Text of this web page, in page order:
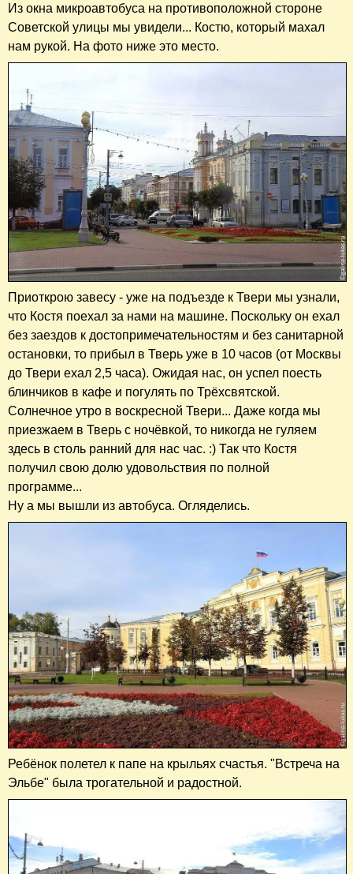
Из окна микроавтобуса на противоположной стороне
Советской улицы мы увидели... Костю, который махал
нам рукой. На фото ниже это место.
Приоткрою завесу - уже на подъезде к Твери мы узнали,
что Костя поехал за нами на машине. Поскольку он ехал
без заездов к достопримечательностям и без санитарной
остановки, то прибыл в Тверь уже в 10 часов (от Москвы
до Твери ехал 2,5 часа). Ожидая нас, он успел поесть
блинчиков в кафе и погулять по Трёхсвятской.
Солнечное утро в воскресной Твери... Даже когда мы
приезжаем в Тверь с ночёвкой, то никогда не гуляем
здесь в столь ранний для нас час. :) Так что Костя
получил свою долю удовольствия по полной
программе...
Ну а мы вышли из автобуса. Огляделись.
Ребёнок полетел к папе на крыльях счастья. "Встреча на
Эльбе" была трогательной и радостной.